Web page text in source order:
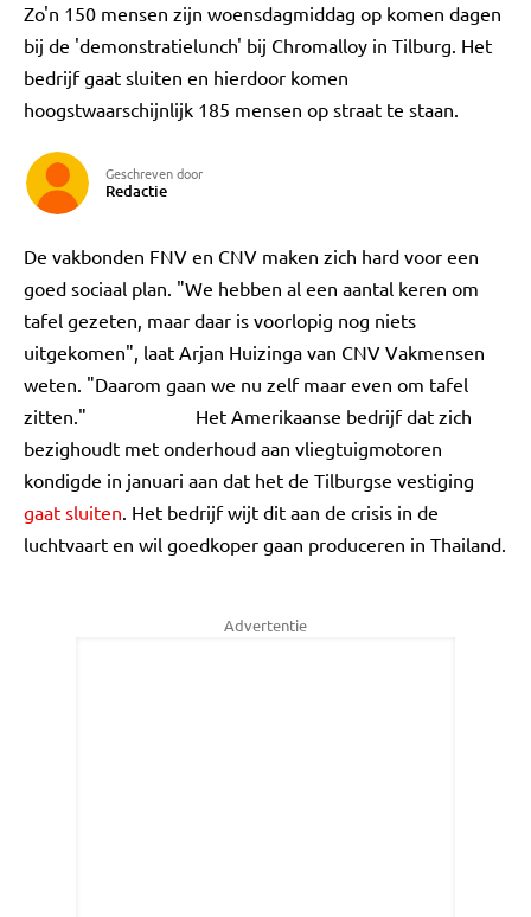
Zo'n 150 mensen zijn woensdagmiddag op komen dagen
bij de 'demonstratielunch' bij Chromalloy in Tilburg. Het
bedrijf gaat sluiten en hierdoor komen
hoogstwaarschijnlijk 185 mensen op straat te staan.
Geschreven door
Redactie
De vakbonden FNV en CNV maken zich hard voor een
goed sociaal plan. "We hebben al een aantal keren om
tafel gezeten, maar daar is voorlopig nog niets
uitgekomen", laat Arjan Huizinga van CNV Vakmensen
weten. "Daarom gaan we nu zelf maar even om tafel
zitten." Het Amerikaanse bedrijf dat zich
bezighoudt met onderhoud aan vliegtuigmotoren
kondigde in januari aan dat het de Tilburgse vestiging
gaat sluiten. Het bedrijf wijt dit aan de crisis in de
luchtvaart en wil goedkoper gaan produceren in Thailand.
Advertentie